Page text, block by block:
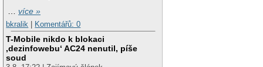
…více »
bkralik | Komentářů: 0
T-Mobile nikdo k blokaci
‚dezinfowebu‘ AC24 nenutil, píše
soud